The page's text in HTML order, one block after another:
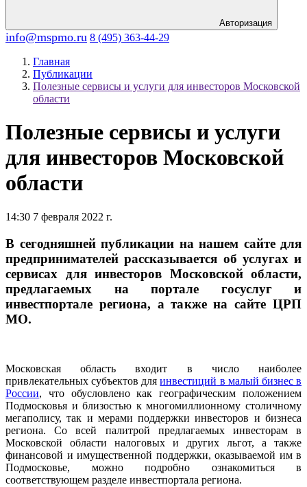
Авторизация
info@mspmo.ru 8 (495) 363-44-29
Главная
Публикации
Полезные сервисы и услуги для инвесторов Московской
области
Полезные сервисы и услуги
для инвесторов Московской
области
14:30 7 февраля 2022 г.
В сегодняшней публикации на нашем сайте для
предпринимателей рассказывается об услугах и
сервисах для инвесторов Московской области,
предлагаемых на портале госуслуг и
инвестпортале региона, а также на сайте ЦРП
МО.
Московская область входит в число наиболее
привлекательных субъектов дляинвестиций в малый бизнес в
России, что обусловлено как географическим положением
Подмосковья и близостью к многомиллионному столичному
мегаполису, так и мерами поддержки инвесторов и бизнеса
региона. Со всей палитрой предлагаемых инвесторам в
Московской области налоговых и других льгот, а также
финансовой и имущественной поддержки, оказываемой им в
Подмосковье, можно подробно ознакомиться в
соответствующем разделе инвестпортала региона.